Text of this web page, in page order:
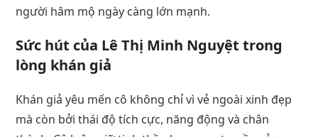
người hâm mộ ngày càng lớn mạnh.
Sức hút của Lê Thị Minh Nguyệt trong
lòng khán giả
Khán giả yêu mến cô không chỉ vì vẻ ngoài xinh đẹp
mà còn bởi thái độ tích cực, năng động và chân